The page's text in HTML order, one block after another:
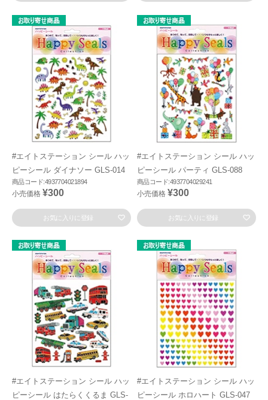
#エイトステーション シール ハッ
ピーシール ダイナソー GLS-014
商品コード:4937704021894
小売価格 ¥300
お気に入りに登録
#エイトステーション シール ハッ
ピーシール パーティ GLS-088
商品コード:4937704029241
小売価格 ¥300
お気に入りに登録
#エイトステーション シール ハッ
ピーシール はたらくくるま GLS-
#エイトステーション シール ハッ
ピーシール ホロハート GLS-047